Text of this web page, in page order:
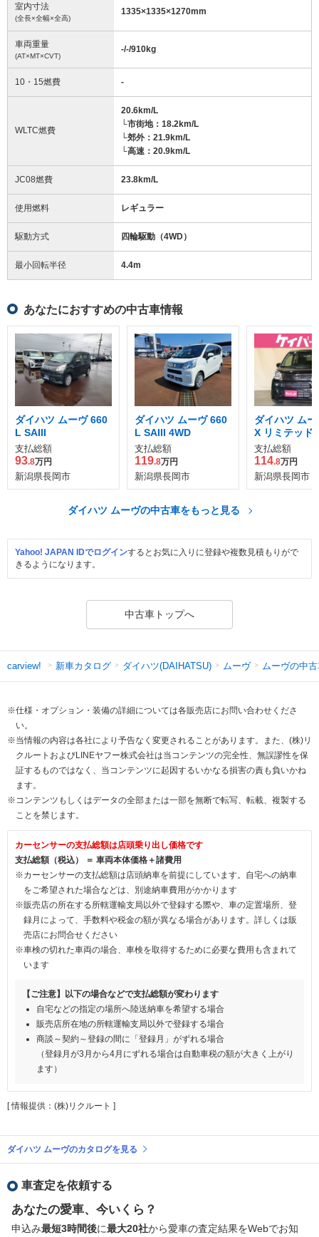
室内寸法
(全長×全幅×全高)
1335×1335×1270mm
車両重量
(AT×MT×CVT)
-/-/910kg
10・15燃費 -
WLTC燃費
20.6km/L
└市街地：18.2km/L
└郊外：21.9km/L
└高速：20.9km/L
JC08燃費 23.8km/L
使用燃料 レギュラー
駆動方式 四輪駆動（4WD）
最小回転半径 4.4m
あなたにおすすめの中古車情報
ダイハツ ムーヴ 660
L SAIII
支払総額
93.8万円
新潟県長岡市
ダイハツ ムーヴ 660
L SAIII 4WD
支払総額
119.8万円
新潟県長岡市
ダイハツ ム
X リミテッド
支払総額
114.8万円
新潟県長岡市
ダイハツ ムーヴの中古車をもっと見る
Yahoo! JAPAN IDでログインするとお気に入りに登録や複数見積もりがで
きるようになります。
中古車トップへ
carview! 新車カタログ ダイハツ(DAIHATSU) ムーヴ ムーヴの中
※仕様・オプション・装備の詳細については各販売店にお問い合わせくださ
い。
※当情報の内容は各社により予告なく変更されることがあります。また、(株)リ
クルートおよびLINEヤフー株式会社は当コンテンツの完全性、無誤謬性を保
証するものではなく、当コンテンツに起因するいかなる損害の責も負いかね
ます。
※コンテンツもしくはデータの全部または一部を無断で転写、転載、複製する
ことを禁じます。
カーセンサーの支払総額は店頭乗り出し価格です
支払総額（税込） ＝ 車両本体価格＋諸費用
※カーセンサーの支払総額は店頭納車を前提にしています。自宅への納車
をご希望された場合などは、別途納車費用がかかります
※販売店の所在する所轄運輸支局以外で登録する際や、車の定置場所、登
録月によって、手数料や税金の額が異なる場合があります。詳しくは販
売店にお問合せください
※車検の切れた車両の場合、車検を取得するために必要な費用も含まれて
います
【ご注意】以下の場合などで支払総額が変わります
自宅などの指定の場所へ陸送納車を希望する場合
販売店所在地の所轄運輸支局以外で登録する場合
商談～契約～登録の間に「登録月」がずれる場合
（登録月が3月から4月にずれる場合は自動車税の額が大きく上がり
ます）
[ 情報提供：(株)リクルート ]
ダイハツ ムーヴのカタログを見る
車査定を依頼する
あなたの愛車、今いくら？
申込み最短3時間後に最大20社から愛車の査定結果をWebでお知